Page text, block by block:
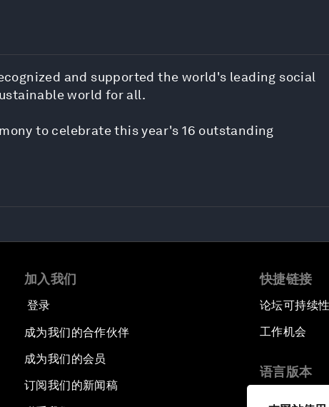
and supported the world's leading social
world for all.
to celebrate this year's 16 outstanding
加入我们
登录
成为我们的合作伙伴
成为我们的会员
订阅我们的新闻稿
快捷链接
论坛可持续性
工作机会
语言版本